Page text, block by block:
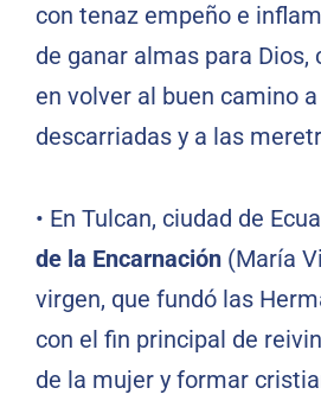
con tenaz empeño e
de ganar almas para Dios,
en volver al buen camino
descarriadas y a las
• En Tulcan, ciudad de
de la Encarnación (María
virgen, que fundó las
con el fin principal de
de la mujer y formar